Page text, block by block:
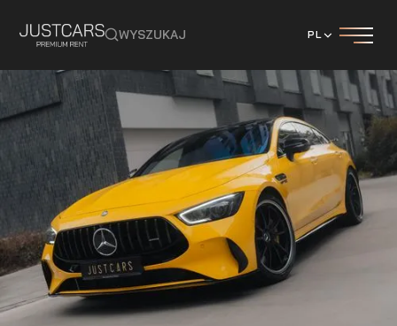
WYSZUKAJ PL
Mercedes
GT63S 4DOOR AMG